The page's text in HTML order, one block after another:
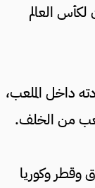
العالم
داخل الملعب،
من الخلف.
وقطر وكوريا